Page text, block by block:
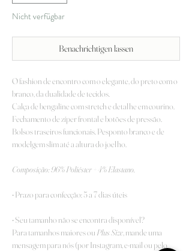
Nicht verfügbar
Benachrichtigen lassen
O fashion de encontro com o elegante, do preto com o
branco, da dualidade de tecidos.
Calça de bengaline com stretch e detalhe em courino.
Fechamento de zíper frontal e botões de pressão.
Bolsos traseiros funcionais. Pesponto branco e de
modelgem slim até a altura do joelho.
Composição:96% Poliéster + 4% Elastano.
• Prazo para confecção: 5 a 7 dias úteis
• Seu tamanho não se encontra disponível?
Para tamanhos maiores ou Plus Size, mande uma
mensagem para nós (por Instagram, e-mail ou pelo